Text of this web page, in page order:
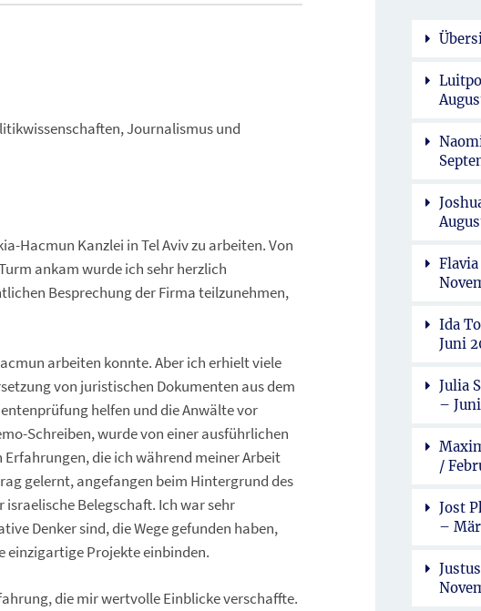
Journalismus und
Hacmun Kanzlei in Tel Aviv zu arbeiten. Von
ankam wurde ich sehr herzlich
Besprechung der Firma teilzunehmen,
arbeiten konnte. Aber ich erhielt viele
von juristischen Dokumenten aus dem
helfen und die Anwälte vor
Schreiben, wurde von einer ausführlichen
die ich während meiner Arbeit
gelernt, angefangen beim Hintergrund des
Belegschaft. Ich war sehr
Denker sind, die Wege gefunden haben,
einzigartige Projekte einbinden.
die mir wertvolle Einblicke verschaffte.
Ida
Juni
Julia
–
/
Jost
–